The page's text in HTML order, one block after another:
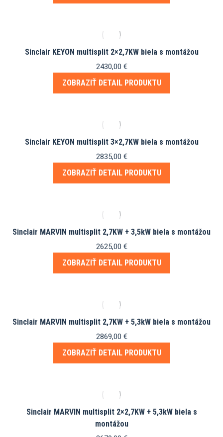
Sinclair KEYON multisplit 2×2,7KW biela s montážou
2430,00 €
ZOBRAZIŤ DETAIL PRODUKTU
Sinclair KEYON multisplit 3×2,7KW biela s montážou
2835,00 €
ZOBRAZIŤ DETAIL PRODUKTU
Sinclair MARVIN multisplit 2,7KW + 3,5kW biela s montážou
2625,00 €
ZOBRAZIŤ DETAIL PRODUKTU
Sinclair MARVIN multisplit 2,7KW + 5,3kW biela s montážou
2869,00 €
ZOBRAZIŤ DETAIL PRODUKTU
Sinclair MARVIN multisplit 2×2,7KW + 5,3kW biela s
montážou